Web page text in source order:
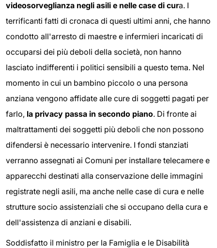
videosorveglianza negli asili e nelle case di cura. I
terrificanti fatti di cronaca di questi ultimi anni, che hanno
condotto all'arresto di maestre e infermieri incaricati di
occuparsi dei più deboli della società, non hanno
lasciato indifferenti i politici sensibili a questo tema. Nel
momento in cui un bambino piccolo o una persona
anziana vengono affidate alle cure di soggetti pagati per
farlo, la privacy passa in secondo piano. Di fronte ai
maltrattamenti dei soggetti più deboli che non possono
difendersi è necessario intervenire. I fondi stanziati
verranno assegnati ai Comuni per installare telecamere e
apparecchi destinati alla conservazione delle immagini
registrate negli asili, ma anche nelle case di cura e nelle
strutture socio assistenziali che si occupano della cura e
dell'assistenza di anziani e disabili.
Soddisfatto il ministro per la Famiglia e le Disabilità